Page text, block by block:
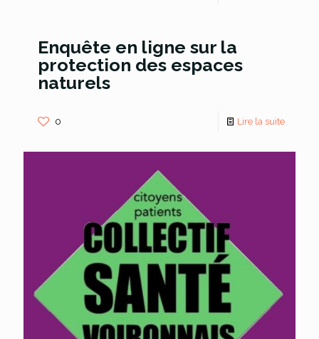
Enquête en ligne sur la
protection des espaces
naturels
0 Lire la suite